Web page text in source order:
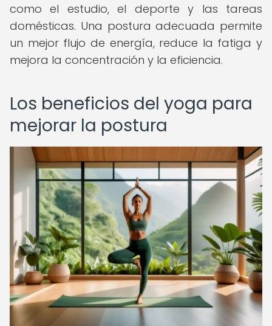
como el estudio, el deporte y las tareas
domésticas. Una postura adecuada permite
un mejor flujo de energía, reduce la fatiga y
mejora la concentración y la eficiencia.
Los beneficios del yoga para
mejorar la postura